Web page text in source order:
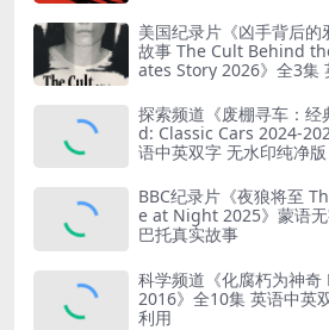
美国纪录片《凶手背后的
故事 The Cult Behind
ates Story 2026》全3集
探索频道《废棚寻车：
d: Classic Cars 2024-
语中英双字 无水印纯净
BBC纪录片《夜狼将至
e at Night 2025》蒙语
巴托真实故事
科学频道《化腐朽为神
2016》全10集 英语中英
利用